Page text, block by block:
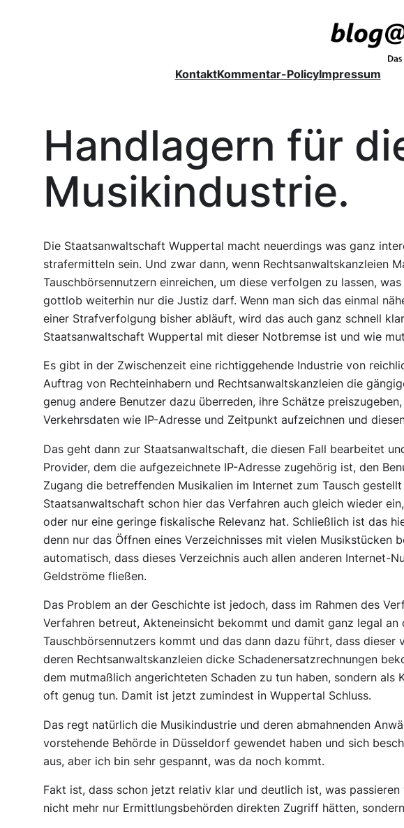
KontaktKommentar-PolicyImpressum
Handlagern für
Musikindustrie.
Die Staatsanwaltschaft Wuppertal macht neuerdings was ganz
strafermitteln sein. Und zwar dann, wenn Rechtsanwaltskanzleien
Tauschbörsennutzern einreichen, um diese verfolgen zu lassen,
gottlob weiterhin nur die Justiz darf. Wenn man sich das einmal
einer Strafverfolgung bisher abläuft, wird das auch ganz schnell
Staatsanwaltschaft Wuppertal mit dieser Notbremse ist und wie
Es gibt in der Zwischenzeit eine richtiggehende Industrie von
Auftrag von Rechteinhabern und Rechtsanwaltskanzleien die
genug andere Benutzer dazu überreden, ihre Schätze
Verkehrsdaten wie IP-Adresse und Zeitpunkt aufzeichnen und
Das geht dann zur Staatsanwaltschaft, die diesen Fall bearbeitet
Provider, dem die aufgezeichnete IP-Adresse zugehörig ist, den
Zugang die betreffenden Musikalien im Internet zum Tausch
Staatsanwaltschaft schon hier das Verfahren auch gleich wieder
oder nur eine geringe fiskalische Relevanz hat. Schließlich ist das
denn nur das Öffnen eines Verzeichnisses mit vielen Musikstücken
automatisch, dass dieses Verzeichnis auch allen anderen Internet-
Geldströme fließen.
Das Problem an der Geschichte ist jedoch, dass im Rahmen des
Verfahren betreut, Akteneinsicht bekommt und damit ganz legal an
Tauschbörsennutzers kommt und das dann dazu führt, dass dieser
deren Rechtsanwaltskanzleien dicke Schadenersatzrechnungen
dem mutmaßlich angerichteten Schaden zu tun haben, sondern als
oft genug tun. Damit ist jetzt zumindest in Wuppertal Schluss.
Das regt natürlich die Musikindustrie und deren abmahnenden
vorstehende Behörde in Düsseldorf gewendet haben und sich
aus, aber ich bin sehr gespannt, was da noch kommt.
Fakt ist, dass schon jetzt relativ klar und deutlich ist, was
nicht mehr nur Ermittlungsbehörden direkten Zugriff hätten,